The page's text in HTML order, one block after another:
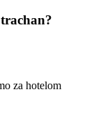
za hotelom